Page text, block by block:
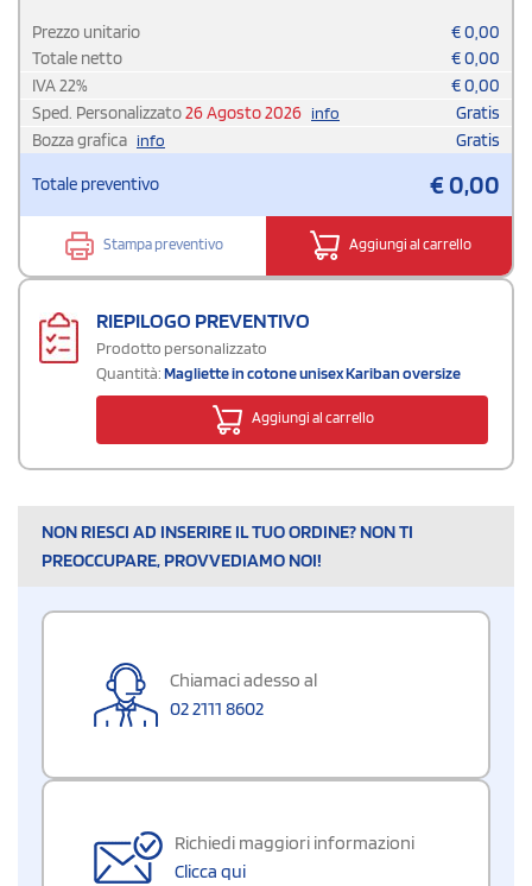
Prezzo unitario €0,00
Totale netto
€0,00
IVA22% €0,00
Sped. Personalizzato26 Agosto 2026 info
Gratis
Bozza grafica info Gratis
Totale preventivo €0,00
Stampa preventivo Aggiungi al carrello
RIEPILOGO PREVENTIVO
Prodotto personalizzato
Quantità:Magliette in cotone unisex Kariban oversize
Aggiungi al carrello
NON RIESCI AD INSERIRE IL TUO ORDINE? NON TI
PREOCCUPARE, PROVVEDIAMO NOI!
Chiamaci adesso al
02 2111 8602
Richiedi maggiori informazioni
Clicca qui